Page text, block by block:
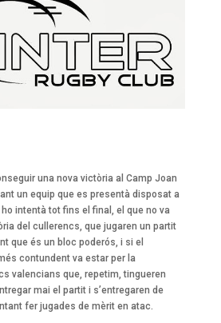
una nova victòria al Camp Joan
un equip que es presentà disposat a
intentà tot fins el final, el que no va
del cullerencs, que jugaren un partit
que és un bloc poderós, i si el
contundent va estar per la
valencians que, repetim, tingueren
mai el partit i s’entregaren de
fer jugades de mèrit en atac.